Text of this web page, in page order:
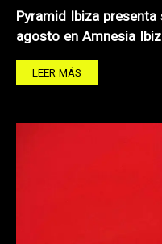
Pyramid Ibiza
agosto en Amnesia
LEER MÁS